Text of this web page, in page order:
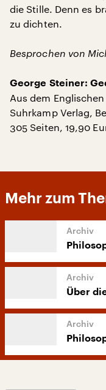
die Stille. Denn es
zu dichten.
Besprochen von
George Steiner:
Aus dem
Suhrkamp Verlag,
305 Seiten, 19,90
Mehr zum
Über